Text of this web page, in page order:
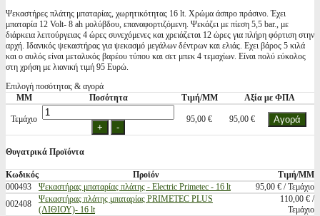
Ψεκαστήρες πλάτης μπαταρίας, χωρητικότητας 16 lt. Χρώμα άσπρο πράσινο. Έχει
μπαταρία 12 Volt- 8 ah μολύβδου, επαναφορτιζόμενη. Ψεκάζει με πίεση 5,5 bar., με
διάρκεια λειτούργειας 4 ώρες συνεχόμενες και χρειάζεται 12 ώρες για πλήρη φόρτιση στην
αρχή. Ιδανικός ψεκαστήρας για ψεκασμό μεγάλων δέντρων και ελιάς. Εχει βάρος 5 κιλά
και ο αυλός είναι μεταλικός βαρέου τύπου και σετ μπεκ 4 τεμαχίων. Είναι πολύ εύκολος
στη χρήση με λιανική τιμή 95 Ευρώ.
Επιλογή ποσότητας & αγορά
ΜΜ
Ποσότητα Τιμή/ΜΜ Αξία με ΦΠΑ
Τεμάχιο 95,00 € 95,00 €
Θυγατρικά Προϊόντα
Κωδικός Προϊόν
Τιμή/ΜΜ
000493
Ψεκαστήρας μπαταρίας πλάτης - Electric Primetec - 16 lt
95,00 € / Τεμάχιο
002408
Ψεκαστήρας πλάτης μπαταρίας PRIMETEC PLUS
(ΛΙΘΙΟΥ)- 16 lt
110,00 € /
Τεμάχιο